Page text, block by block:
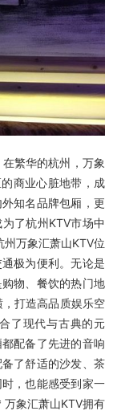
繁华的杭州，万象
商业心脏地带，成
知名品牌包厢，更
了杭州KTV市场中
万象汇萧山KTV位
极为便利。无论是
物、餐饮的热门地
打造高品质娱乐空
了现代与古典的元
配备了先进的音响
了舒适的沙发、茶
，也能感受到家一
象汇萧山KTV拥有